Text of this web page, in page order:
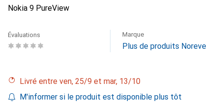
Nokia 9 PureView
Évaluations Marque
Plus de produits Noreve
Livré entre ven, 25/9 et mar, 13/10
M'informer si le produit est disponible plus tôt